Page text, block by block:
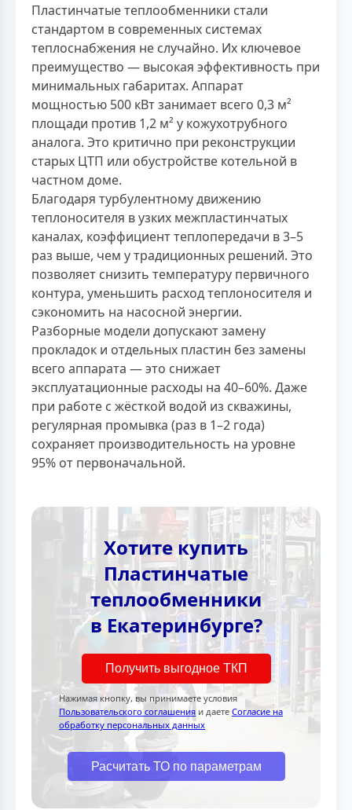
Пластинчатые теплообменники стали
стандартом в современных системах
теплоснабжения не случайно. Их ключевое
преимущество — высокая эффективность при
минимальных габаритах. Аппарат
мощностью 500 кВт занимает всего 0,3 м²
площади против 1,2 м² у кожухотрубного
аналога. Это критично при реконструкции
старых ЦТП или обустройстве котельной в
частном доме.
Благодаря турбулентному движению
теплоносителя в узких межпластинчатых
каналах, коэффициент теплопередачи в 3–5
раз выше, чем у традиционных решений. Это
позволяет снизить температуру первичного
контура, уменьшить расход теплоносителя и
сэкономить на насосной энергии.
Разборные модели допускают замену
прокладок и отдельных пластин без замены
всего аппарата — это снижает
эксплуатационные расходы на 40–60%. Даже
при работе с жёсткой водой из скважины,
регулярная промывка (раз в 1–2 года)
сохраняет производительность на уровне
95% от первоначальной.
Хотите купить
Пластинчатые
теплообменники
в Екатеринбурге?
Получить выгодное ТКП
Нажимая кнопку, вы принимаете условия
Пользовательского соглашения и даете Согласие на
обработку персональных данных
Расчитать ТО по параметрам